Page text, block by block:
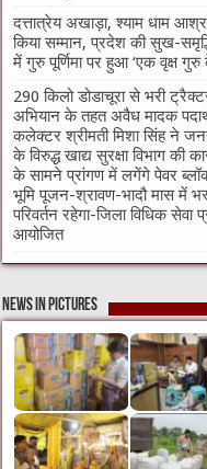
दत्तात्रेय अखाड़ा, श्याम धाम
किया सम्मान, प्रदेश की सुख-
में गुरु पूर्णिमा पर हुआ ‘एक वृक्ष गुरु
290 किलो डोडाचूरा से भरी
अभियान के तहत अवैध मादक
कलेक्टर श्रीमती मिशा सिंह ने
के विरुद्ध खाद्य सुरक्षा विभाग की
के सामने प्रांगण में लगेंगे पेवर ब्लॉक
भूमि पूजन-श्रावण-भादौ मास में
परिवर्तन रहेगा-जिला विधिक सेवा
आयोजित
News in Pictures